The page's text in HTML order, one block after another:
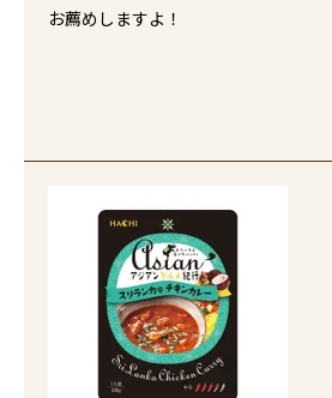
お薦めしますよ！